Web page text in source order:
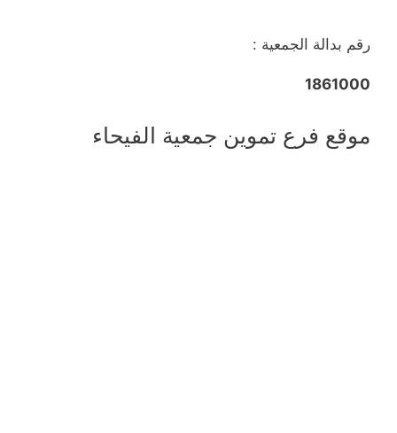
رقم بدالة الجمعية :
1861000
موقع فرع تموين جمعية الفيحاء